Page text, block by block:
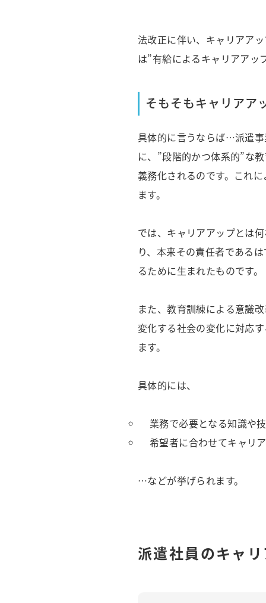
法改正に伴い、キャリアア
は”有給によるキャリアアッ
そもそもキャリア
具体的に言うならば…派遣
に、”段階的かつ体系的”な
義務化されるのです。これ
ます。
では、キャリアアップとは
り、本来その責任者である
るために生まれたものです。
また、教育訓練による意識
変化する社会の変化に対応
ます。
具体的には、
業務で必要となる知識や
希望者に合わせてキャリ
…などが挙げられます。
派遣社員のキャ